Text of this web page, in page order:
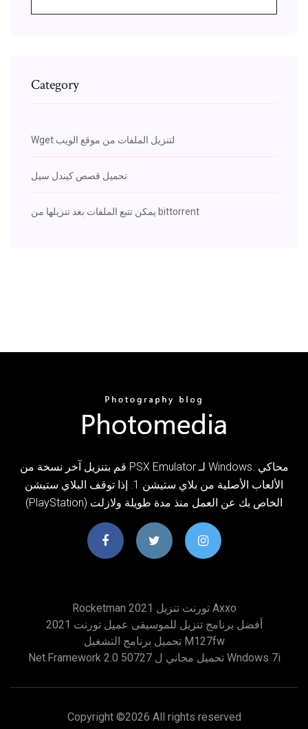
Category
Wget لتنزيل الملفات من موقع الويب
تحميل قصص كيندل سيل
يمكن تتبع الملفات بعد تنزيلها من bittorrent
قم بتنزيل آخر نسخة من PSX Emulator لـ Windows. محاكي
الألعاب الأصلية من بلاي ستيشن 1. إذا توقف البلاي ستيشن
(PlayStation) الخاص بك عن العمل منذ مدة طويلة ولازلت
Rocketman 2021 تورنت تنزيل Axxo
أفضل برنامج تنزيل للموسيقى عميل تورنت 2021
تحميل برنامج التشغيل M127fw
Net.framework 2.0 50727 تحميل مجاني ل Wndows 7i
Copyright ©2026 All rights reserved